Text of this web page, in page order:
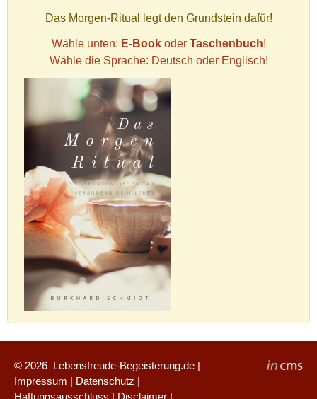
Das Morgen-Ritual legt den Grundstein dafür!
Wähle unten: E-Bookoder Taschenbuch!
Wähle die Sprache: Deutsch oder Englisch!
© 2026 Lebensfreude-Begeisterung.de |
Impressum | Datenschutz |